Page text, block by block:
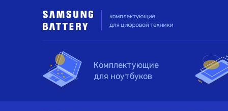
Комплектующие
для ноутбуков
Выберите устройство
Для ноутбуков Для